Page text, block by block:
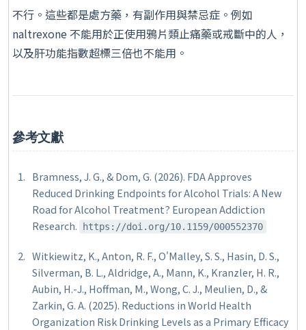
不行。這些都是處方藥，有副作用與禁忌症。例如
naltrexone 不能用於正使用鴉片類止痛藥或戒斷中的人，
以及肝功能指數超標三倍也不能用。
參考文獻
Bramness, J. G., & Dom, G. (2026). FDA Approves
Reduced Drinking Endpoints for Alcohol Trials: A New
Road for Alcohol Treatment? European Addiction
Research. https://doi.org/10.1159/000552370
Witkiewitz, K., Anton, R. F., O'Malley, S. S., Hasin, D. S.,
Silverman, B. L., Aldridge, A., Mann, K., Kranzler, H. R.,
Aubin, H.-J., Hoffman, M., Wong, C. J., Meulien, D., &
Zarkin, G. A. (2025). Reductions in World Health
Organization Risk Drinking Levels as a Primary Efficacy